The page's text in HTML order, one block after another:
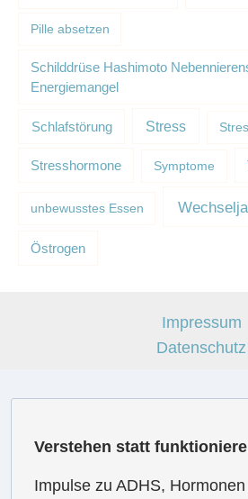
Pille absetzen
Schilddrüse Hashimoto
Energiemangel
Schlafstörung Stress
Stresshormone Symptome
unbewusstes Essen
Östrogen
Impressum
Datenschutz
Verstehen statt
Impulse zu ADHS,